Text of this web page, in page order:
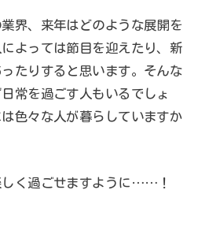
界、来年はどのような展開を
よっては節目を迎えたり、新
たりすると思います。そんな
常を過ごす人もいるでしょ
色々な人が暮らしていますか
しく過ごせますように……！